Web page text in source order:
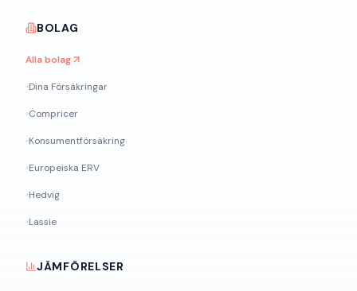
BOLAG
Alla bolag
Dina Försäkringar
Compricer
Konsumentförsäkring
Europeiska ERV
Hedvig
Lassie
JÄMFÖRELSER